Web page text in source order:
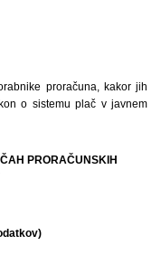
proračuna, kakor jih
o sistemu plač v javnem
PRORAČUNSKIH